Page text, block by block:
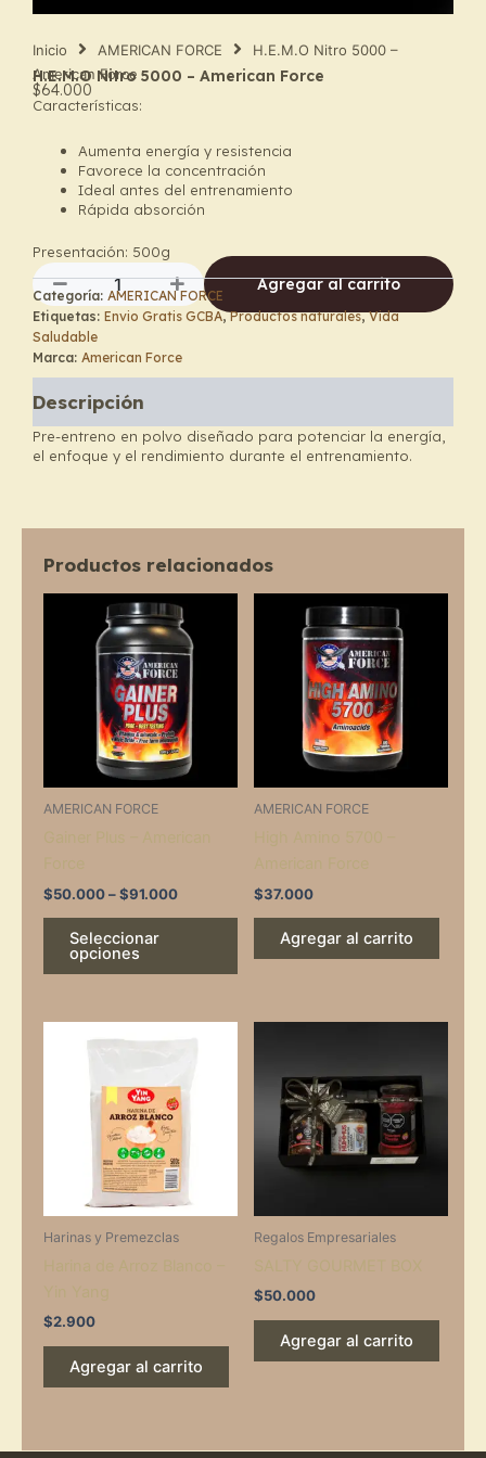
Inicio AMERICAN FORCE
H.E.M.O Nitro 5000 –
American Force
H.E.M.O Nitro 5000 – American Force
$64.000
Características:
Aumenta energía y resistencia
Favorece la concentración
Ideal antes del entrenamiento
Rápida absorción
Presentación: 500g
H.E.M.O
Nitro
5000
–
Force
cantidad
Agregar al carrito
Categoría: AMERICAN FORCE
Etiquetas: Envio Gratis GCBA,Productos naturales,Vida
Saludable
Marca: American Force
Descripción
Pre-entreno en polvo diseñado para potenciar la energía,
el enfoque y el rendimiento durante el entrenamiento.
Productos relacionados
AMERICAN FORCE
$50.000–$91.000
Price
range:
$50.000
through
$91.000
Seleccionar
opciones
may
be
the
product
AMERICAN FORCE
$37.000
Agregar al carrito
Harinas y Premezclas
$2.900
Agregar al carrito
Regalos Empresariales
$50.000
Agregar al carrito